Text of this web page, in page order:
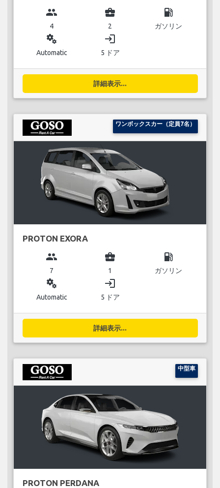
group
4
business_center
2
local_gas_station
ガソリン
miscellaneous_services
Automatic
login
5 ドア
詳細表示...
ワンボックスカー（定員7名）
PROTON EXORA
group
7
business_center
1
local_gas_station
ガソリン
miscellaneous_services
Automatic
login
5 ドア
詳細表示...
中型車
PROTON PERDANA